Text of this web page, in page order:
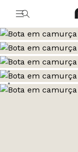
Ir para a imagem
Ir para a imagem
Ir para a imagem
Ir para a imagem 4
Ir para a imagem 5
Ir para a imagem 6